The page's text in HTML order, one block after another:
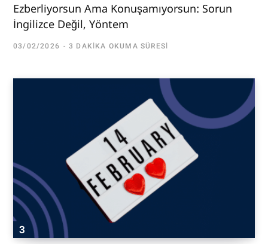
Ezberliyorsun Ama Konuşamıyorsun: Sorun
İngilizce Değil, Yöntem
03/02/2026 3 DAKIKA OKUMA SÜRESI